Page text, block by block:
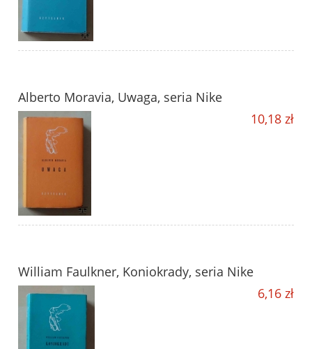
Alberto Moravia, Uwaga, seria Nike
10,18 zł
William Faulkner, Koniokrady, seria Nike
6,16 zł